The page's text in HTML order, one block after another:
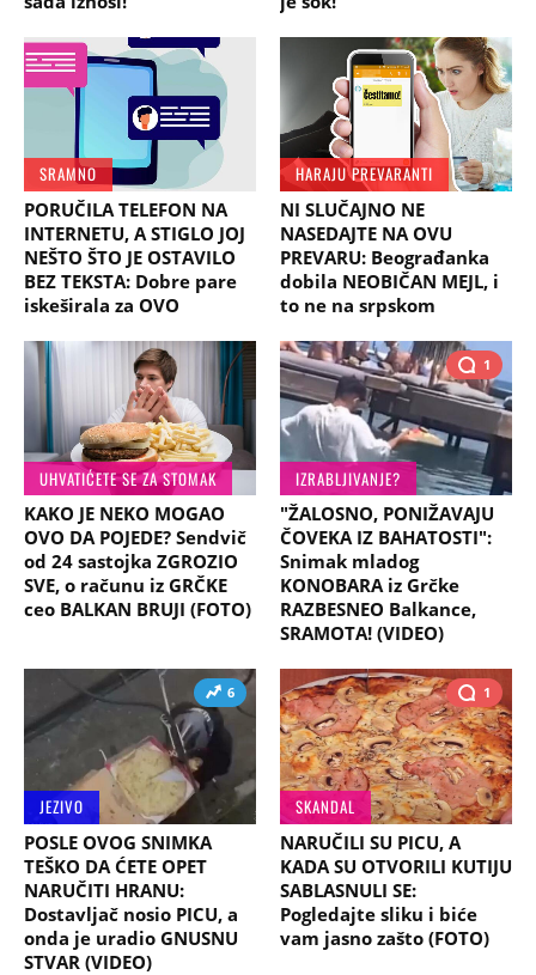
SRAMNO
PORUČILA TELEFON NA
INTERNETU, A STIGLO JOJ
NEŠTO ŠTO JE OSTAVILO
BEZ TEKSTA: Dobre pare
iskeširala za OVO
HARAJU PREVARANTI
NI SLUČAJNO NE
NASEDAJTE NA OVU
PREVARU: Beograđanka
dobila NEOBIČAN MEJL, i
to ne na srpskom
UHVATIĆETE SE ZA STOMAK
KAKO JE NEKO MOGAO
OVO DA POJEDE? Sendvič
od 24 sastojka ZGROZIO
SVE, o računu iz GRČKE
ceo BALKAN BRUJI (FOTO)
1
IZRABLJIVANJE?
"ŽALOSNO, PONIŽAVAJU
ČOVEKA IZ BAHATOSTI":
Snimak mladog
KONOBARA iz Grčke
RAZBESNEO Balkance,
SRAMOTA! (VIDEO)
6
JEZIVO
POSLE OVOG SNIMKA
TEŠKO DA ĆETE OPET
NARUČITI HRANU:
Dostavljač nosio PICU, a
onda je uradio GNUSNU
STVAR (VIDEO)
1
SKANDAL
NARUČILI SU PICU, A
KADA SU OTVORILI KUTIJU
SABLASNULI SE:
Pogledajte sliku i biće
vam jasno zašto (FOTO)